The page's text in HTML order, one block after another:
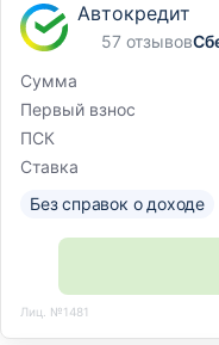
Автокредит
57 отзывов
Сумма
Первый взнос
ПСК
Ставка
Без справок о доходе
Лиц. №1481